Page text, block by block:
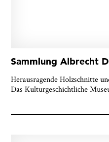
Sammlung Albrecht
Herausragende Holzschnitte
Das Kulturgeschichtliche